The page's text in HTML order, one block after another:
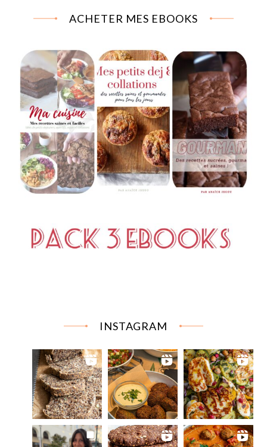
ACHETER MES EBOOKS
INSTAGRAM